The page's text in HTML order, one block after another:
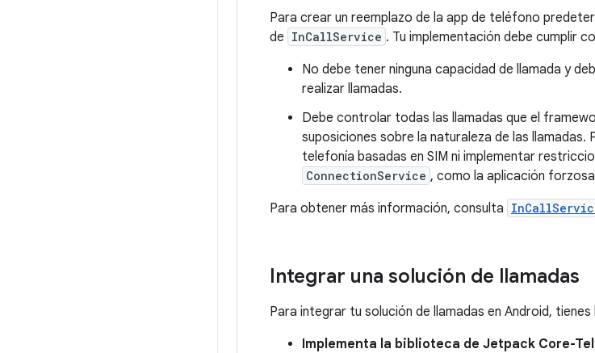
Para crear un reemplazo de la app de teléfono
de InCallService . Tu implementación debe cumplir
No debe tener ninguna capacidad de llamada y
realizar llamadas.
Debe controlar todas las llamadas que el
suposiciones sobre la naturaleza de las llamadas.
telefonía basadas en SIM ni implementar
ConnectionService , como la aplicación
Para obtener más información, consulta
Integrar una solución de llamadas
Para integrar tu solución de llamadas en Android,
Implementa la biblioteca de Jetpack Core-